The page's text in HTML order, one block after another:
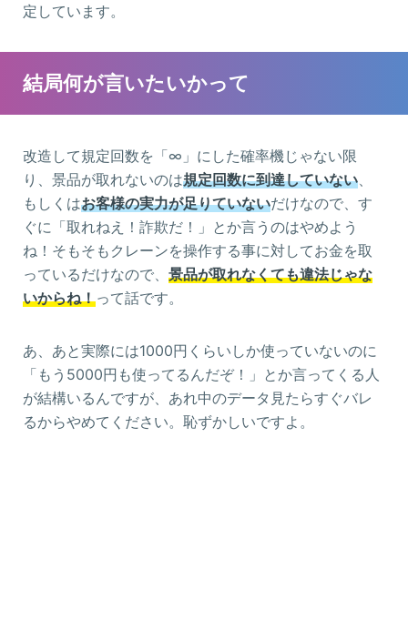
定しています。
結局何が言いたいかって
改造して規定回数を「∞」にした確率機じゃない限
り、景品が取れないのは規定回数に到達していない
もしくはお客様の実力が足りていないだけなので、す
ぐに「取れねえ！詐欺だ！」とか言うのはやめよう
ね！そもそもクレーンを操作する事に対してお金を取
っているだけなので、 景品が取れなくても違法じゃな
いからね！って話です。
あ、あと実際には1000円くらいしか使っていないのに
「もう5000円も使ってるんだぞ！」とか言ってくる人
が結構いるんですが、あれ中のデータ見たらすぐバレ
るからやめてください。恥ずかしいですよ。